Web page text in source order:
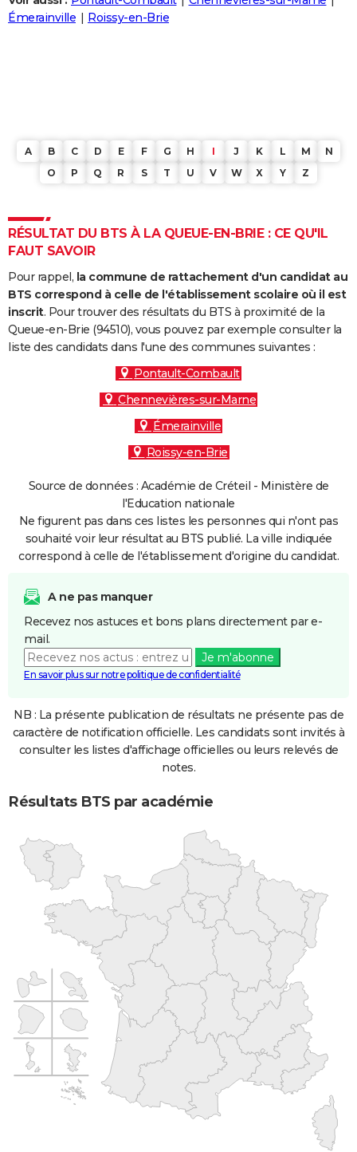
Destinations
City break
Voyage nature
Voyage de noces
Forum
Climat
+
PHOTO
DICTIONNAIRE
Dictionnaire
Biographies
Citations
Expressions
Proverbes
S'inscrire
Se connecter
Lycées
Collèges
Primaires
Universités
Entreprises
Service militaire
Avis de recherche
AVIS DE DÉCÈS
FORUM
Bricolage
Lifestyle
Culture
Sport
Television
Voyage
Cinema
Émerainville
Roissy-en-Brie
A B C D E F G H I J K L M
N
O
P Q R S T U V W X Y Z
RÉSULTAT DU BTS À LA QUEUE-EN-BRIE : CE QU'IL
FAUT SAVOIR
Pour rappel, la commune de rattachement d'un candidat au
BTS correspond à celle de l'établissement scolaire où il est
inscrit. Pour trouver des résultats du BTS à proximité de la
Queue-en-Brie (94510), vous pouvez par exemple consulter la
liste des candidats dans l'une des communes suivantes :
Pontault-Combault
Chennevières-sur-Marne
Émerainville
Roissy-en-Brie
Source de données : Académie de Créteil - Ministère de
l'Education nationale
Ne figurent pas dans ces listes les personnes qui n'ont pas
souhaité voir leur résultat au BTS publié. La ville indiquée
correspond à celle de l'établissement d'origine du candidat.
A ne pas manquer
Recevez nos astuces et bons plans directement par e-
mail.
Je m'abonne
En savoir plus sur notre politique de confidentialité
NB : La présente publication de résultats ne présente pas de
caractère de notification officielle. Les candidats sont invités à
consulter les listes d'affichage officielles ou leurs relevés de
notes.
Résultats BTS par académie